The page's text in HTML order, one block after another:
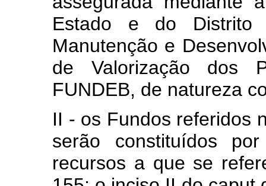
Estado e do
Manutenção e
de Valorização dos
FUNDEB, de natureza
II - os Fundos referidos
serão constituídos
recursos a que se